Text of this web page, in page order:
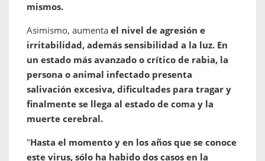
mismos.
Asimismo, aumenta el nivel de agresión e
irritabilidad, además sensibilidad a la luz. En
un estado más avanzado o crítico de rabia, la
persona o animal infectado presenta
salivación excesiva, dificultades para tragar y
finalmente se llega al estado de coma y la
muerte cerebral.
"Hasta el momento y en los años que se conoce
este virus, sólo ha habido dos casos en la